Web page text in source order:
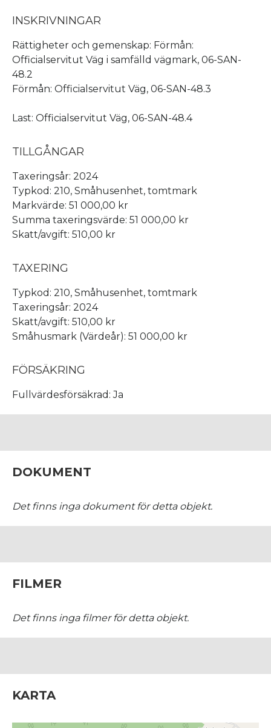
INSKRIVNINGAR
Rättigheter och gemenskap: Förmån:
Officialservitut Väg i samfälld vägmark, 06-SAN-
48.2
Förmån: Officialservitut Väg, 06-SAN-48.3
Last: Officialservitut Väg, 06-SAN-48.4
TILLGÅNGAR
Taxeringsår: 2024
Typkod: 210, Småhusenhet, tomtmark
Markvärde: 51 000,00 kr
Summa taxeringsvärde: 51 000,00 kr
Skatt/avgift: 510,00 kr
TAXERING
Typkod: 210, Småhusenhet, tomtmark
Taxeringsår: 2024
Skatt/avgift: 510,00 kr
Småhusmark (Värdeår): 51 000,00 kr
FÖRSÄKRING
Fullvärdesförsäkrad: Ja
DOKUMENT
Det finns inga dokument för detta objekt.
FILMER
Det finns inga filmer för detta objekt.
KARTA